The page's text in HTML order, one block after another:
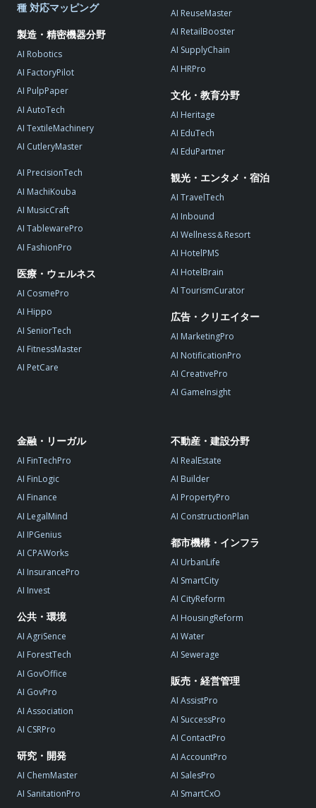
種 対応マッピング
製造・精密機器分野
AI Robotics
AI FactoryPilot
AI PulpPaper
AI AutoTech
AI TextileMachinery
AI CutleryMaster
AI PrecisionTech
AI MachiKouba
AI MusicCraft
AI TablewarePro
AI FashionPro
医療・ウェルネス
AI CosmePro
AI Hippo
AI SeniorTech
AI FitnessMaster
AI PetCare
AI ReuseMaster
AI RetailBooster
AI SupplyChain
AI HRPro
文化・教育分野
AI Heritage
AI EduTech
AI EduPartner
観光・エンタメ・宿泊
AI TravelTech
AI Inbound
AI Wellness＆Resort
AI HotelPMS
AI HotelBrain
AI TourismCurator
広告・クリエイター
AI MarketingPro
AI NotificationPro
AI CreativePro
AI GameInsight
金融・リーガル
AI FinTechPro
AI FinLogic
AI Finance
AI LegalMind
AI IPGenius
AI CPAWorks
AI InsurancePro
AI Invest
公共・環境
AI AgriSence
AI ForestTech
AI GovOffice
AI GovPro
AI Association
AI CSRPro
研究・開発
AI ChemMaster
AI SanitationPro
不動産・建設分野
AI RealEstate
AI Builder
AI PropertyPro
AI ConstructionPlan
都市機構・インフラ
AI UrbanLife
AI SmartCity
AI CityReform
AI HousingReform
AI Water
AI Sewerage
販売・経営管理
AI AssistPro
AI SuccessPro
AI ContactPro
AI AccountPro
AI SalesPro
AI SmartCxO